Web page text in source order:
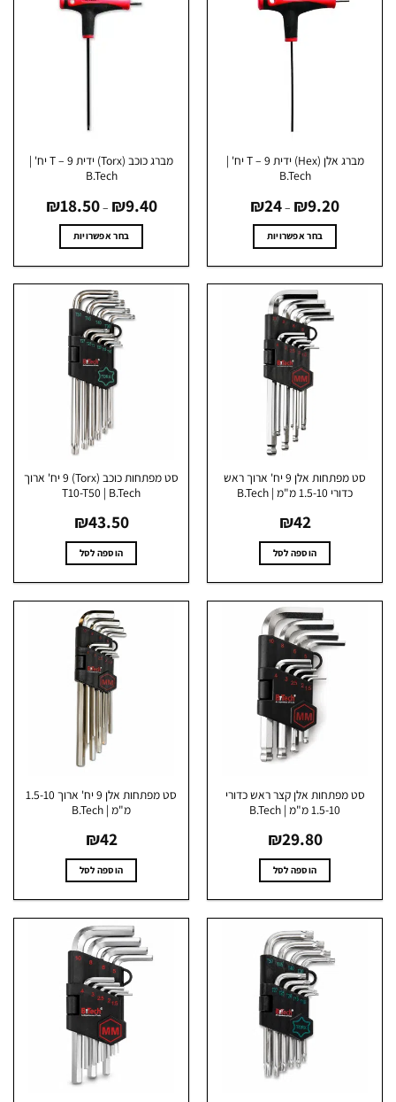
מברג אלן (Hex) ידית T – 9 יח' |
₪
–
₪24 מחירים:
עד
בחר אפשרויות
מספר
סוגים.
ניתן
לבחור
האפשרויות
בעמוד
מברג כוכב (Torx) ידית T – 9 יח' |
₪
–
₪18.50 מחירים:
עד
⁦₪18.50⁩ בחר אפשרויות
מספר
סוגים.
ניתן
לבחור
האפשרויות
בעמוד
סט מפתחות אלן 9 יח' ארוך ראש
הוספה לסל
סט מפתחות כוכב (Torx) 9 יח' ארוך
T10-T50 | B.Tech
₪43.50
הוספה לסל
מפתחות אלן קצר ראש כדורי
₪29.80
הוספה לסל
סט מפתחות אלן 9 יח' ארוך 1.5-10
הוספה לסל